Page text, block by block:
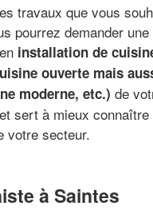
travaux que vous
pourrez demander
installation de
ouverte mais
moderne, etc.) de
sert à mieux connaître
votre secteur.
à Saintes